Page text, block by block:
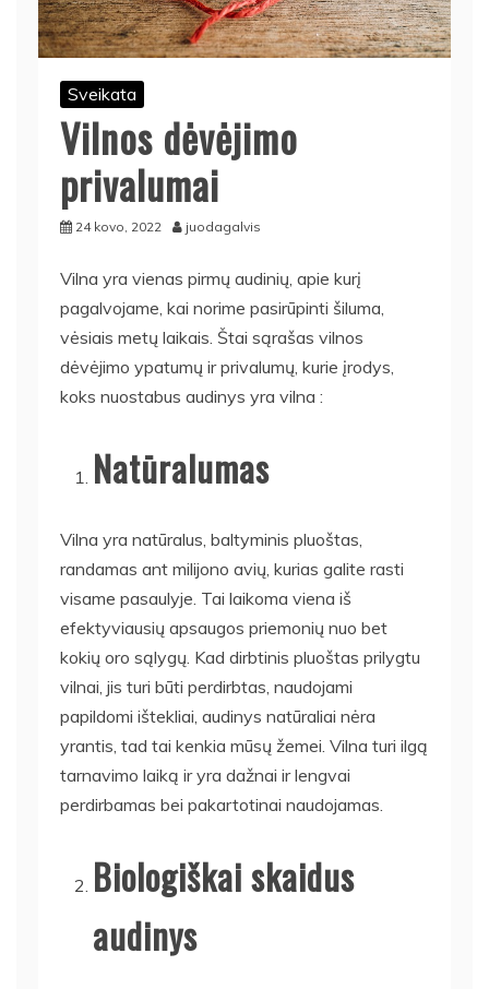
Sveikata
Vilnos dėvėjimo
privalumai
24 kovo, 2022 juodagalvis
Vilna yra vienas pirmų audinių, apie kurį
pagalvojame, kai norime pasirūpinti šiluma,
vėsiais metų laikais. Štai sąrašas vilnos
dėvėjimo ypatumų ir privalumų, kurie įrodys,
koks nuostabus audinys yra vilna :
Natūralumas
Vilna yra natūralus, baltyminis pluoštas,
randamas ant milijono avių, kurias galite rasti
visame pasaulyje. Tai laikoma viena iš
efektyviausių apsaugos priemonių nuo bet
kokių oro sąlygų. Kad dirbtinis pluoštas prilygtu
vilnai, jis turi būti perdirbtas, naudojami
papildomi ištekliai, audinys natūraliai nėra
yrantis, tad tai kenkia mūsų žemei. Vilna turi ilgą
tarnavimo laiką ir yra dažnai ir lengvai
perdirbamas bei pakartotinai naudojamas.
Biologiškai skaidus
audinys